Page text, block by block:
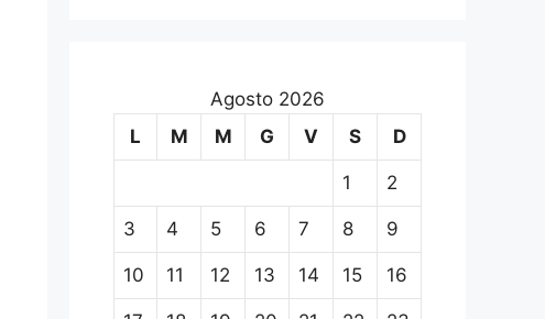
Agosto 2026
L
M M G V S D
1 2
3 4 5 6 7 8 9
10 11 12 13 14 15 16